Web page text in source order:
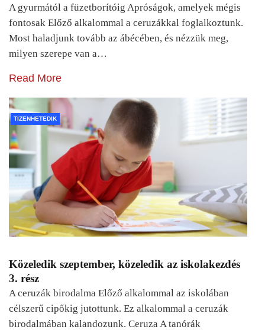
A gyurmától a füzetborítóig Apróságok, amelyek mégis
fontosak Előző alkalommal a ceruzákkal foglalkoztunk.
Most haladjunk tovább az ábécében, és nézzük meg,
milyen szerepe van a…
Read More
TIZENHETEDIK
Közeledik szeptember, közeledik az iskolakezdés
3. rész
A ceruzák birodalma Előző alkalommal az iskolában
célszerű cipőkig jutottunk. Ez alkalommal a ceruzák
birodalmában kalandozunk. Ceruza A tanórák